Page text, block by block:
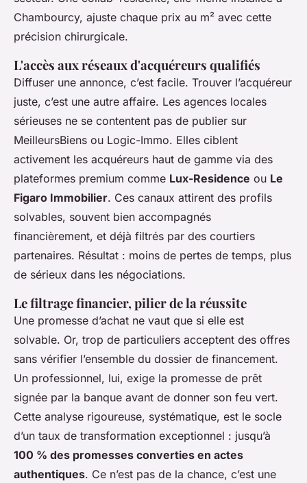
Chambourcy, ajuste chaque prix au m² avec cette
précision chirurgicale.
L'accès aux réseaux d'acquéreurs qualifiés
Diffuser une annonce, c’est facile. Trouver l’acquéreur
juste, c’est une autre affaire. Les agences locales
sérieuses ne se contentent pas de publier sur
MeilleursBiens ou Logic-Immo. Elles ciblent
activement les acquéreurs haut de gamme via des
plateformes premium comme Lux-Residence ou Le
Figaro Immobilier. Ces canaux attirent des profils
solvables, souvent bien accompagnés
financièrement, et déjà filtrés par des courtiers
partenaires. Résultat : moins de pertes de temps, plus
de sérieux dans les négociations.
Le filtrage financier, pilier de la réussite
Une promesse d’achat ne vaut que si elle est
solvable. Or, trop de particuliers acceptent des offres
sans vérifier l’ensemble du dossier de financement.
Un professionnel, lui, exige la promesse de prêt
signée par la banque avant de donner son feu vert.
Cette analyse rigoureuse, systématique, est le socle
d’un taux de transformation exceptionnel : jusqu’à
100 % des promesses converties en actes
authentiques. Ce n’est pas de la chance, c’est une